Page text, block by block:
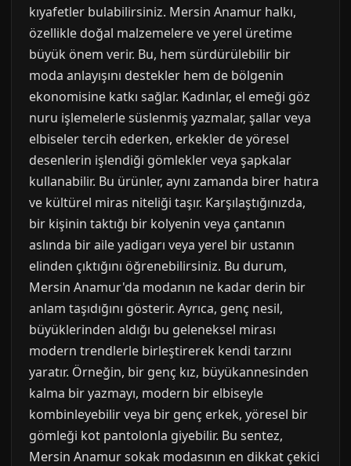
kıyafetler bulabilirsiniz. Mersin Anamur halkı,
özellikle doğal malzemelere ve yerel üretime
büyük önem verir. Bu, hem sürdürülebilir bir
moda anlayışını destekler hem de bölgenin
ekonomisine katkı sağlar. Kadınlar, el emeği göz
nuru işlemelerle süslenmiş yazmalar, şallar veya
elbiseler tercih ederken, erkekler de yöresel
desenlerin işlendiği gömlekler veya şapkalar
kullanabilir. Bu ürünler, aynı zamanda birer hatıra
ve kültürel miras niteliği taşır. Karşılaştığınızda,
bir kişinin taktığı bir kolyenin veya çantanın
aslında bir aile yadigarı veya yerel bir ustanın
elinden çıktığını öğrenebilirsiniz. Bu durum,
Mersin Anamur'da modanın ne kadar derin bir
anlam taşıdığını gösterir. Ayrıca, genç nesil,
büyüklerinden aldığı bu geleneksel mirası
modern trendlerle birleştirerek kendi tarzını
yaratır. Örneğin, bir genç kız, büyükannesinden
kalma bir yazmayı, modern bir elbiseyle
kombinleyebilir veya bir genç erkek, yöresel bir
gömleği kot pantolonla giyebilir. Bu sentez,
Mersin Anamur sokak modasının en dikkat çekici